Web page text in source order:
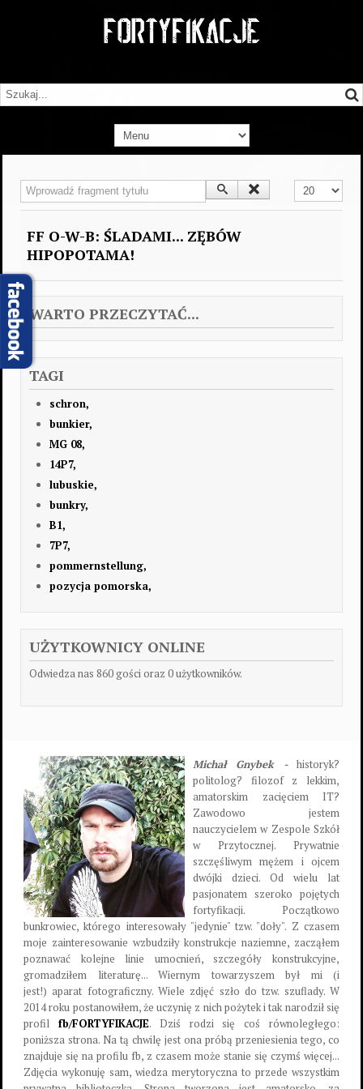
Wprowadź fragment tytułu Pokaż #
FF O-W-B: ŚLADAMI... ZĘBÓW
HIPOPOTAMA!
WARTO PRZECZYTAĆ...
TAGI
schron,
bunkier,
MG 08,
14P7,
lubuskie,
bunkry,
B1,
7P7,
pommernstellung,
pozycja pomorska,
UŻYTKOWNICY ONLINE
Odwiedza nas 860 gości oraz 0 użytkowników.
Michał Gnybek - historyk?
politolog? filozof z lekkim,
amatorskim zacięciem IT?
Zawodowo jestem
nauczycielem w Zespole Szkół
w Przytocznej. Prywatnie
szczęśliwym mężem i ojcem
dwójki dzieci. Od wielu lat
pasjonatem szeroko pojętych
fortyfikacji. Początkowo
bunkrowiec, którego interesowały "jedynie" tzw. "doły". Z czasem
moje zainteresowanie wzbudziły konstrukcje naziemne, zacząłem
poznawać kolejne linie umocnień, szczegóły konstrukcyjne,
gromadziłem literaturę... Wiernym towarzyszem był mi (i
jest!) aparat fotograficzny. Wiele zdjęć szło do tzw. szuflady. W
2014 roku postanowiłem, że uczynię z nich pożytek i tak narodził się
profil fb/FORTYFIKACJE. Dziś rodzi się coś równoległego:
poniższa strona. Na tą chwilę jest ona próbą przeniesienia tego, co
znajduje się na profilu fb, z czasem może stanie się czymś więcej...
Zdjęcia wykonuję sam, wiedza merytoryczna to przede wszystkim